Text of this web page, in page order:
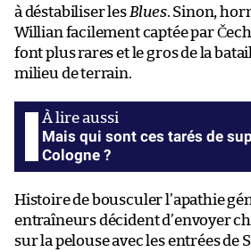
à déstabiliser les Blues. Sinon,
Willian facilement captée par
font plus rares et le gros de la
milieu de terrain.
Mais qui sont ces tarés de
Cologne ?
Histoire de bousculer l’apathie
entraîneurs décident d’envoyer
sur la pelouse avec les entrées de